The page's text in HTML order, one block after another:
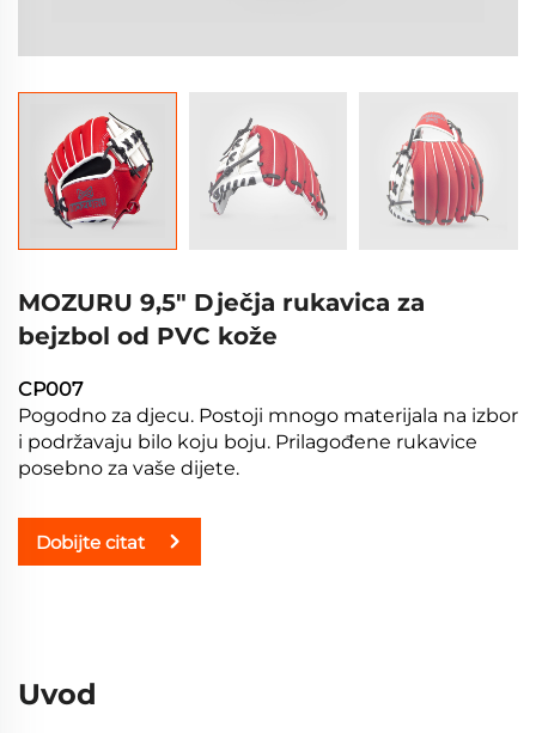
MOZURU 9,5" Dječja rukavica za
bejzbol od PVC kože
CP007
Pogodno za djecu. Postoji mnogo materijala na izbor
i podržavaju bilo koju boju. Prilagođene rukavice
posebno za vaše dijete.
Dobijte citat
Uvod